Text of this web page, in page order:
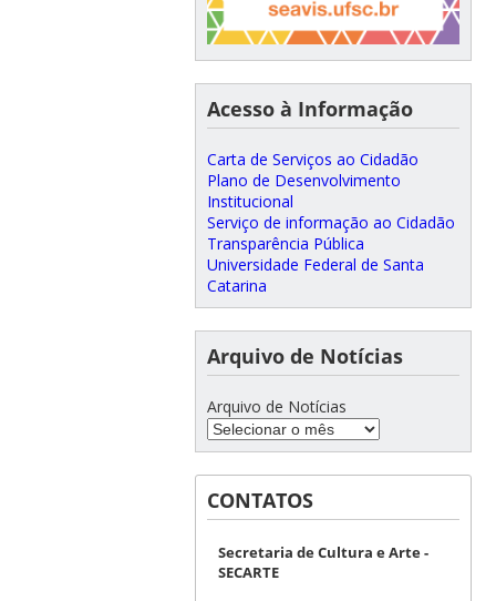
Acesso à Informação
Carta de Serviços ao Cidadão
Plano de Desenvolvimento
Institucional
Serviço de informação ao Cidadão
Transparência Pública
Universidade Federal de Santa
Catarina
Arquivo de Notícias
Arquivo de Notícias
CONTATOS
Secretaria de Cultura e Arte -
SECARTE